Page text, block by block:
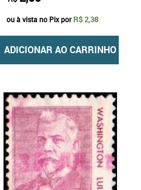
ou à vista no Pix porR$ 2,38
ADICIONAR AO CARRINHO